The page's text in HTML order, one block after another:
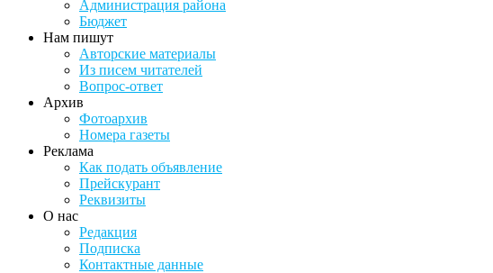
Администрация района
Бюджет
Нам пишут
Авторские материалы
Из писем читателей
Вопрос-ответ
Архив
Фотоархив
Номера газеты
Реклама
Как подать объявление
Прейскурант
Реквизиты
О нас
Редакция
Подписка
Контактные данные